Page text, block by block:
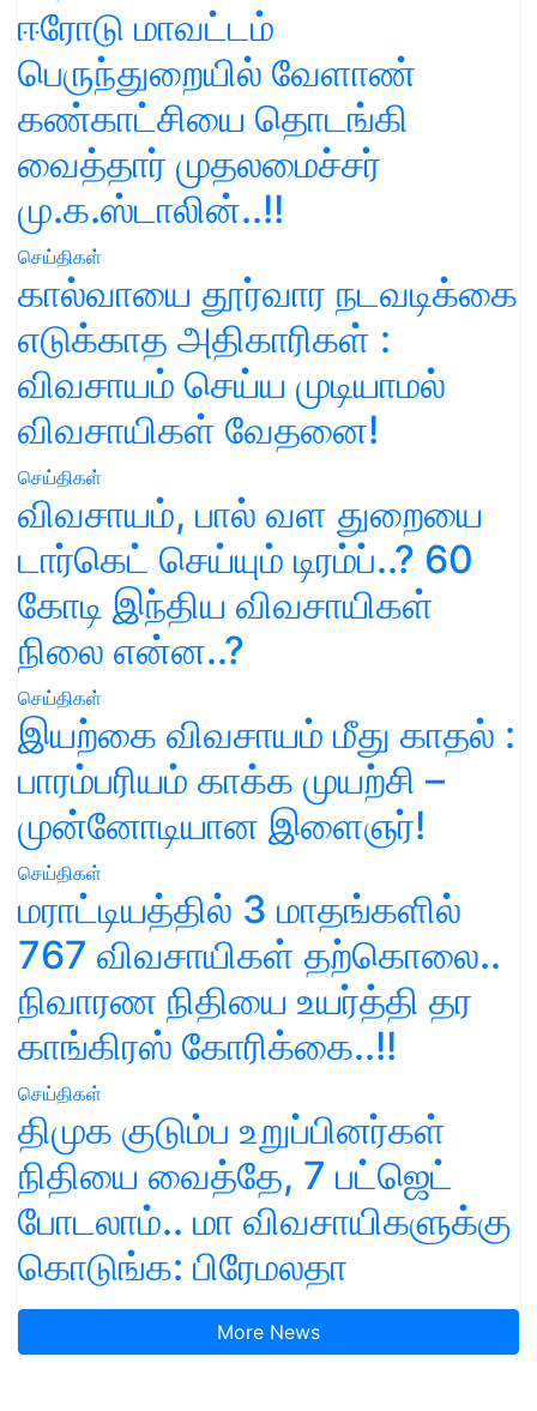
ஈரோடு மாவட்டம்
பெருந்துறையில் வேளாண்
கண்காட்சியை தொடங்கி
வைத்தார் முதலமைச்சர்
மு.க.ஸ்டாலின்..!!
செய்திகள்
கால்வாயை தூர்வார நடவடிக்கை
எடுக்காத அதிகாரிகள் :
விவசாயம் செய்ய முடியாமல்
விவசாயிகள் வேதனை!
செய்திகள்
விவசாயம், பால் வள துறையை
டார்கெட் செய்யும் டிரம்ப்..? 60
கோடி இந்திய விவசாயிகள்
நிலை என்ன..?
செய்திகள்
இயற்கை விவசாயம் மீது காதல் :
பாரம்பரியம் காக்க முயற்சி –
முன்னோடியான இளைஞர்!
செய்திகள்
மராட்டியத்தில் 3 மாதங்களில்
767 விவசாயிகள் தற்கொலை..
நிவாரண நிதியை உயர்த்தி தர
காங்கிரஸ் கோரிக்கை..!!
செய்திகள்
திமுக குடும்ப உறுப்பினர்கள்
நிதியை வைத்தே, 7 பட்ஜெட்
போடலாம்.. மா விவசாயிகளுக்கு
கொடுங்க: பிரேமலதா
More News